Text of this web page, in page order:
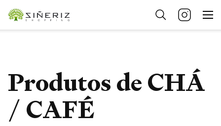
Produtos de CHÁ
/ CAFÉ